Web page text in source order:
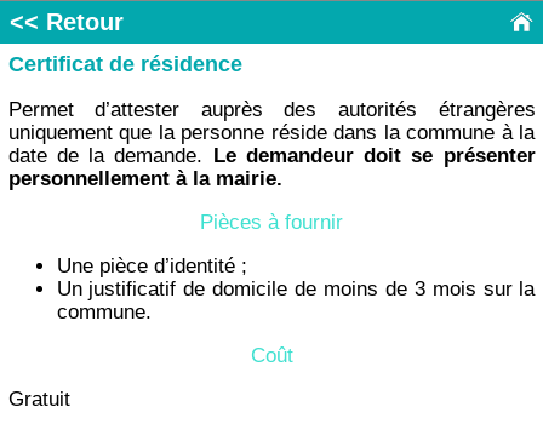
<< Retour
Certificat de résidence
Permet d’attester auprès des autorités étrangères
uniquement que la personne réside dans la commune à la
date de la demande.
Le demandeur doit se présenter
personnellement à la mairie.
Pièces à fournir
Une pièce d’identité ;
Un justificatif de domicile de moins de 3 mois sur la
commune.
Coût
Gratuit